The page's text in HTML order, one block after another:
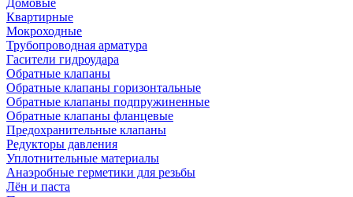
Квартирные
Мокроходные
Трубопроводная арматура
Гасители гидроудара
Обратные клапаны
Обратные клапаны горизонтальные
Обратные клапаны подпружиненные
Обратные клапаны фланцевые
Предохранительные клапаны
Редукторы давления
Уплотнительные материалы
Анаэробные герметики для резьбы
Лён и паста